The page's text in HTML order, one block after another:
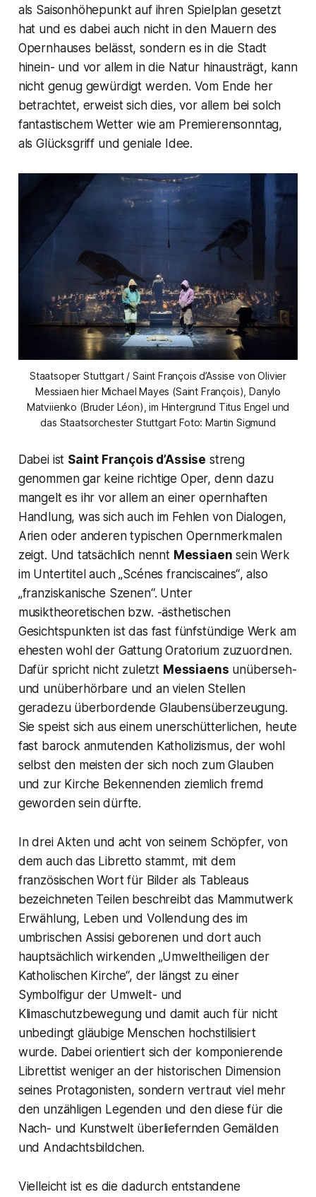
als Saisonhöhepunkt auf ihren Spielplan gesetzt
hat und es dabei auch nicht in den Mauern des
Opernhauses belässt, sondern es in die Stadt
hinein- und vor allem in die Natur hinausträgt, kann
nicht genug gewürdigt werden. Vom Ende her
betrachtet, erweist sich dies, vor allem bei solch
fantastischem Wetter wie am Premierensonntag,
als Glücksgriff und geniale Idee.
Staatsoper Stuttgart / Saint François d’Assise von Olivier
Messiaen hier Michael Mayes (Saint François), Danylo
Matviienko (Bruder Léon), im Hintergrund Titus Engel und
das Staatsorchester Stuttgart Foto: Martin Sigmund
Dabei ist Saint François d’Assise streng
genommen gar keine richtige Oper, denn dazu
mangelt es ihr vor allem an einer opernhaften
Handlung, was sich auch im Fehlen von Dialogen,
Arien oder anderen typischen Opernmerkmalen
zeigt. Und tatsächlich nennt Messiaen sein Werk
im Untertitel auch„Scénes franciscaines“, also
„franziskanische Szenen“. Unter
musiktheoretischen bzw. -ästhetischen
Gesichtspunkten ist das fast fünfstündige Werk am
ehesten wohl der Gattung Oratorium zuzuordnen.
Dafür spricht nicht zuletzt Messiaens unüberseh-
und unüberhörbare und an vielen Stellen
geradezu überbordende Glaubensüberzeugung.
Sie speist sich aus einem unerschütterlichen, heute
fast barock anmutenden Katholizismus, der wohl
selbst den meisten der sich noch zum Glauben
und zur Kirche Bekennenden ziemlich fremd
geworden sein dürfte.
In drei Akten und acht von seinem Schöpfer, von
dem auch das Libretto stammt, mit dem
französischen Wort für Bilder als Tableaus
bezeichneten Teilen beschreibt das Mammutwerk
Erwählung, Leben und Vollendung des im
umbrischen Assisi geborenen und dort auch
hauptsächlich wirkenden „Umweltheiligen der
Katholischen Kirche“, der längst zu einer
Symbolfigur der Umwelt- und
Klimaschutzbewegung und damit auch für nicht
unbedingt gläubige Menschen hochstilisiert
wurde. Dabei orientiert sich der komponierende
Librettist weniger an der historischen Dimension
seines Protagonisten, sondern vertraut viel mehr
den unzähligen Legenden und den diese für die
Nach- und Kunstwelt überliefernden Gemälden
und Andachtsbildchen.
Vielleicht ist es die dadurch entstandene